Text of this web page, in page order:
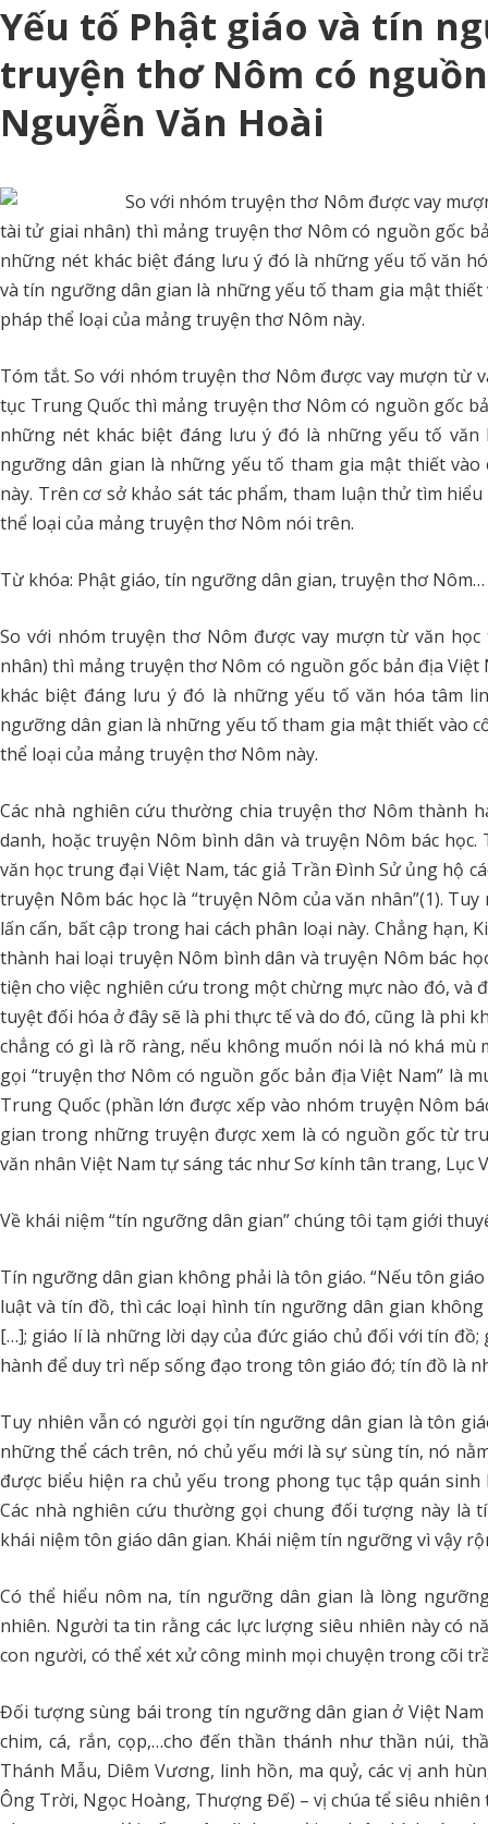
Yếu tố Phật giáo và tín
truyện thơ Nôm có
Nguyễn Văn Hoài
So với nhóm truyện thơ Nôm được vay
tài tử giai nhân) thì mảng truyện thơ Nôm có nguồn gốc
những nét khác biệt đáng lưu ý đó là những yếu tố văn
và tín ngưỡng dân gian là những yếu tố tham gia mật
pháp thể loại của mảng truyện thơ Nôm này.
Tóm tắt. So với nhóm truyện thơ Nôm được vay mượn từ
tục Trung Quốc thì mảng truyện thơ Nôm có nguồn gốc
những nét khác biệt đáng lưu ý đó là những yếu tố
ngưỡng dân gian là những yếu tố tham gia mật thiết
này. Trên cơ sở khảo sát tác phẩm, tham luận thử tìm
thể loại của mảng truyện thơ Nôm nói trên.
Từ khóa: Phật giáo, tín ngưỡng dân gian, truyện thơ Nôm…
So với nhóm truyện thơ Nôm được vay mượn từ văn
nhân) thì mảng truyện thơ Nôm có nguồn gốc bản địa
khác biệt đáng lưu ý đó là những yếu tố văn hóa tâm
ngưỡng dân gian là những yếu tố tham gia mật thiết vào
thể loại của mảng truyện thơ Nôm này.
Các nhà nghiên cứu thường chia truyện thơ Nôm thành
danh, hoặc truyện Nôm bình dân và truyện Nôm bác
văn học trung đại Việt Nam, tác giả Trần Đình Sử ủng hộ
truyện Nôm bác học là “truyện Nôm của văn nhân”(1).
lấn cấn, bất cập trong hai cách phân loại này. Chẳng hạn,
thành hai loại truyện Nôm bình dân và truyện Nôm bác
tiện cho việc nghiên cứu trong một chừng mực nào đó,
tuyệt đối hóa ở đây sẽ là phi thực tế và do đó, cũng là phi
chẳng có gì là rõ ràng, nếu không muốn nói là nó khá
gọi “truyện thơ Nôm có nguồn gốc bản địa Việt Nam” là
Trung Quốc (phần lớn được xếp vào nhóm truyện Nôm
gian trong những truyện được xem là có nguồn gốc từ
văn nhân Việt Nam tự sáng tác như Sơ kính tân trang, Lục
Về khái niệm “tín ngưỡng dân gian” chúng tôi tạm giới
Tín ngưỡng dân gian không phải là tôn giáo. “Nếu tôn
luật và tín đồ, thì các loại hình tín ngưỡng dân gian
[…]; giáo lí là những lời dạy của đức giáo chủ đối với tín
hành để duy trì nếp sống đạo trong tôn giáo đó; tín đồ là
Tuy nhiên vẫn có người gọi tín ngưỡng dân gian là tôn
những thể cách trên, nó chủ yếu mới là sự sùng tín, nó
được biểu hiện ra chủ yếu trong phong tục tập quán
Các nhà nghiên cứu thường gọi chung đối tượng này
khái niệm tôn giáo dân gian. Khái niệm tín ngưỡng vì vậy
Có thể hiểu nôm na, tín ngưỡng dân gian là lòng
nhiên. Người ta tin rằng các lực lượng siêu nhiên này có
con người, có thể xét xử công minh mọi chuyện trong cõi
Đối tượng sùng bái trong tín ngưỡng dân gian ở Việt
chim, cá, rắn, cọp,…cho đến thần thánh như thần núi,
Thánh Mẫu, Diêm Vương, linh hồn, ma quỷ, các vị anh
Ông Trời, Ngọc Hoàng, Thượng Đế) – vị chúa tể siêu